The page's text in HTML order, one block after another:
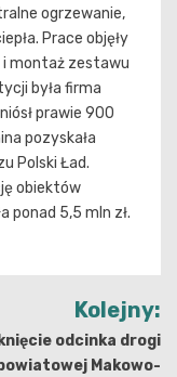
ogrzewanie,
Prace objęły
montaż zestawu
była firma
prawie 900
pozyskała
Polski Ład.
obiektów
ponad 5,5 mln zł.
Kolejny:
odcinka drogi
Makowo-